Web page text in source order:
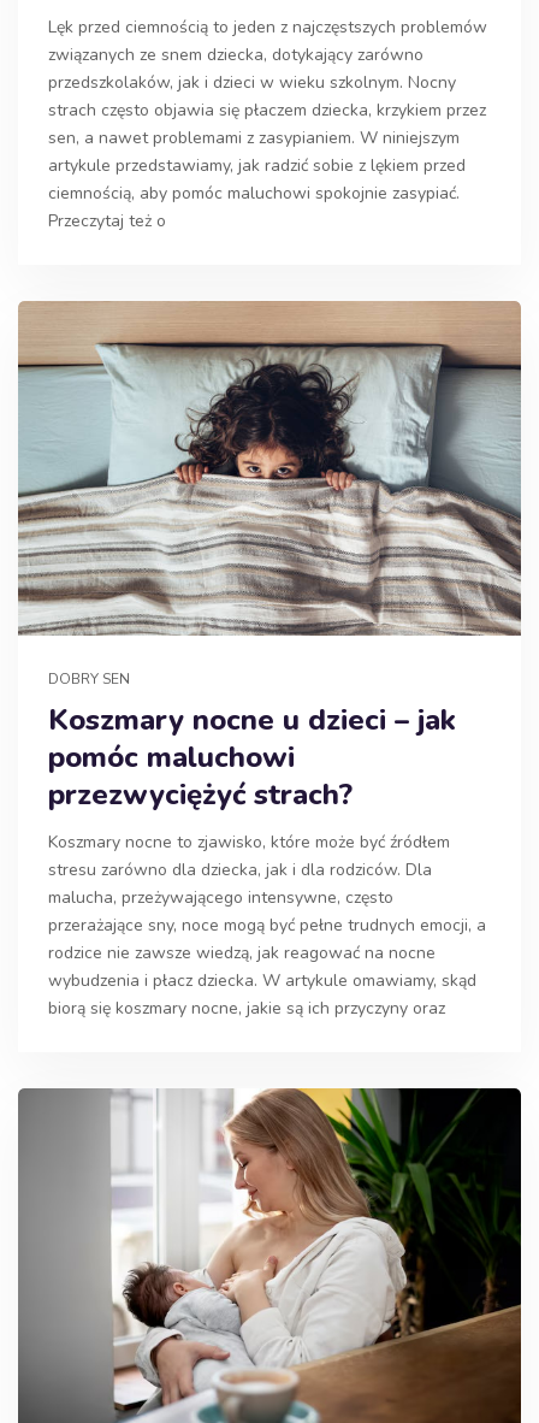
Lęk przed ciemnością to jeden z najczęstszych problemów
związanych ze snem dziecka, dotykający zarówno
przedszkolaków, jak i dzieci w wieku szkolnym. Nocny
strach często objawia się płaczem dziecka, krzykiem przez
sen, a nawet problemami z zasypianiem. W niniejszym
artykule przedstawiamy, jak radzić sobie z lękiem przed
ciemnością, aby pomóc maluchowi spokojnie zasypiać.
Przeczytaj też o
DOBRY SEN
Koszmary nocne u dzieci – jak
pomóc maluchowi
przezwyciężyć strach?
Koszmary nocne to zjawisko, które może być źródłem
stresu zarówno dla dziecka, jak i dla rodziców. Dla
malucha, przeżywającego intensywne, często
przerażające sny, noce mogą być pełne trudnych emocji, a
rodzice nie zawsze wiedzą, jak reagować na nocne
wybudzenia i płacz dziecka. W artykule omawiamy, skąd
biorą się koszmary nocne, jakie są ich przyczyny oraz